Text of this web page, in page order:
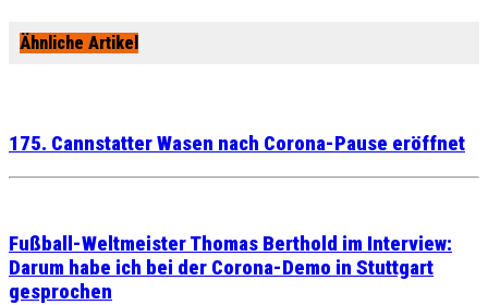
Ähnliche Artikel
175. Cannstatter Wasen nach Corona-Pause eröffnet
Fußball-Weltmeister Thomas Berthold im Interview:
Darum habe ich bei der Corona-Demo in Stuttgart
gesprochen